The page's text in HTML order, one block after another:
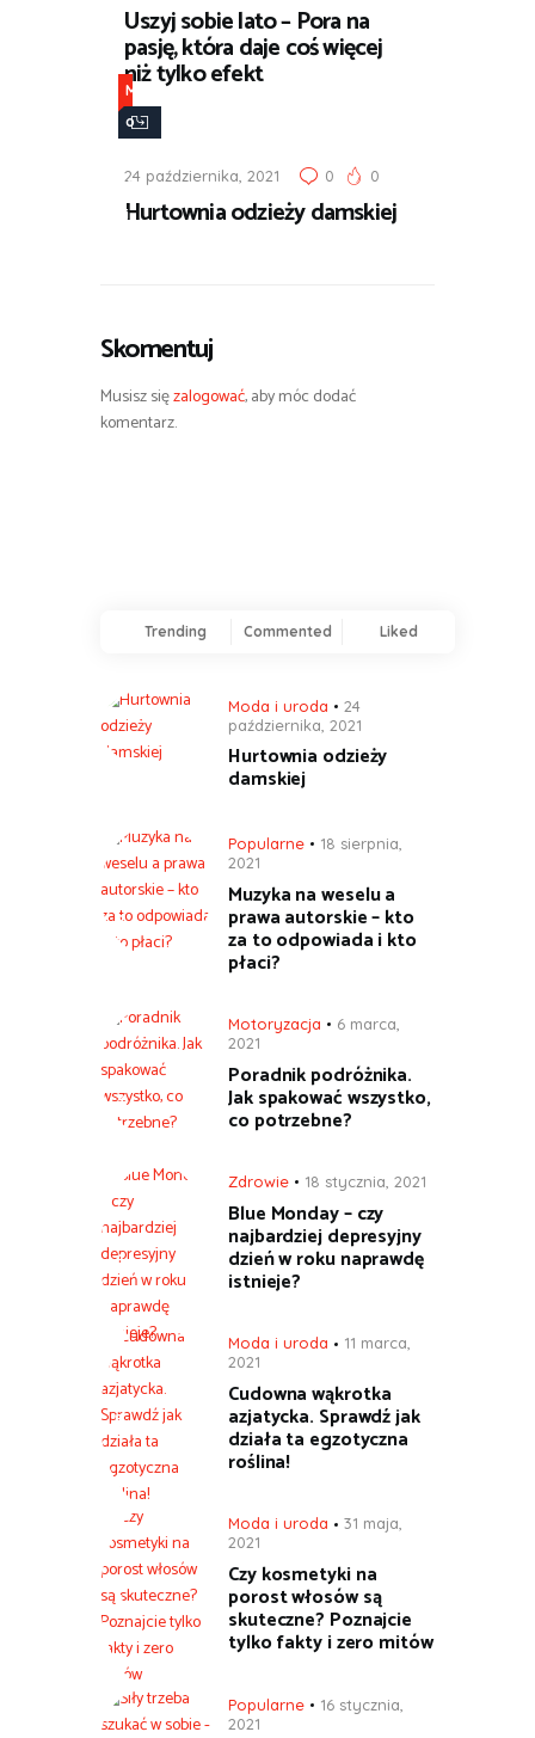
Uszyj sobie lato – Pora na
pasję, która daje coś więcej
niż tylko efekt
M
o
a
i
24 października, 2021 0 0
Hurtownia odzieży damskiej
Skomentuj
Musisz sięzalogować, aby móc dodać
komentarz.
Trending Commented Liked
Moda i uroda
24
października, 2021
Hurtownia odzieży
damskiej
Popularne
18 sierpnia,
2021
Muzyka na weselu a
prawa autorskie – kto
za to odpowiada i kto
płaci?
Motoryzacja
6 marca,
2021
Poradnik podróżnika.
Jak spakować wszystko,
co potrzebne?
Zdrowie 18 stycznia, 2021
Blue Monday – czy
najbardziej depresyjny
dzień w roku naprawdę
istnieje?
Moda i uroda
11 marca,
2021
Cudowna wąkrotka
azjatycka. Sprawdź jak
działa ta egzotyczna
roślina!
Moda i uroda
31 maja,
2021
Czy kosmetyki na
porost włosów są
skuteczne? Poznajcie
tylko fakty i zero mitów
Popularne
16 stycznia,
2021